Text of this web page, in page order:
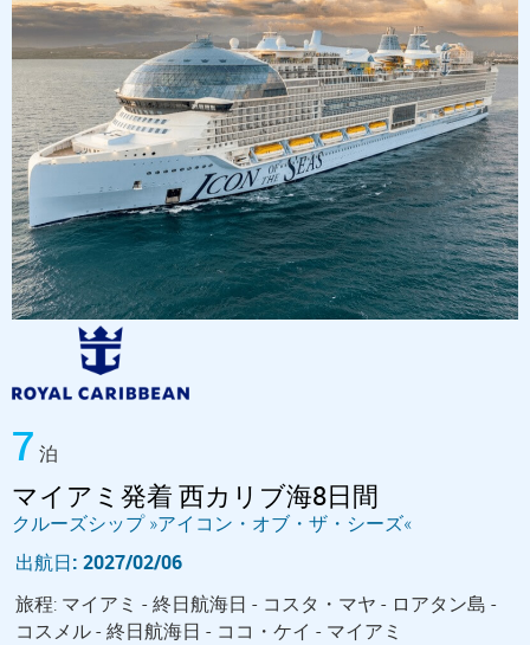
7 泊
マイアミ発着 西カリブ海8日間
クルーズシップ »アイコン・オブ・ザ・シーズ«
出航日: 2027/02/06
旅程: マイアミ - 終日航海日 - コスタ・マヤ - ロアタン島 -
コスメル - 終日航海日 - ココ・ケイ - マイアミ